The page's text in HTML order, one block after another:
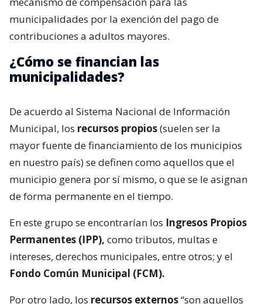
municipalidades por la exención del pago de
contribuciones a adultos mayores.
¿Cómo se financian las
municipalidades?
De acuerdo al Sistema Nacional de Información
Municipal, los recursos propios(suelen ser la
mayor fuente de financiamiento de los municipios
en nuestro país) se definen como aquellos que el
municipio genera por sí mismo, o que se le asignan
de forma permanente en el tiempo.
En este grupo se encontrarían los Ingresos Propios
Permanentes (IPP), como tributos, multas e
intereses, derechos municipales, entre otros; y el
Fondo Común Municipal (FCM).
Por otro lado, los recursos externos“son aquellos